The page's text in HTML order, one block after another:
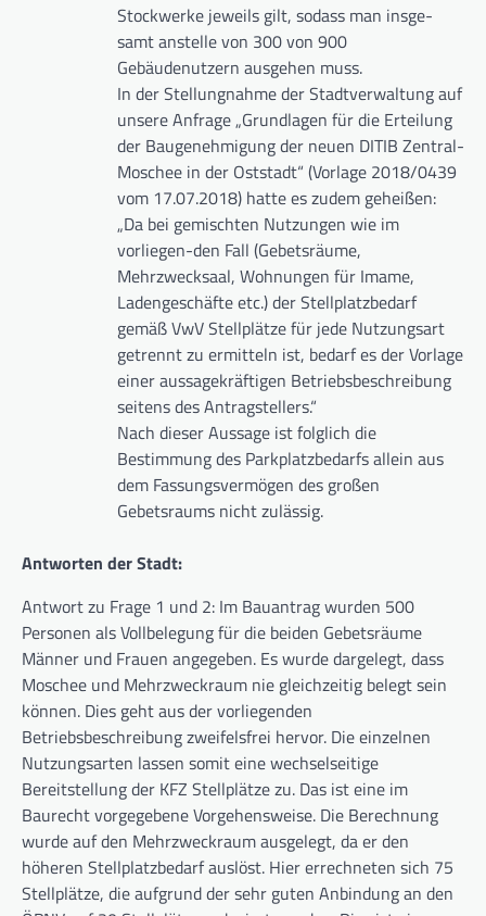
Stockwerke jeweils gilt, sodass man insge-
samt anstelle von 300 von 900
Gebäudenutzern ausgehen muss.
In der Stellungnahme der Stadtverwaltung auf
unsere Anfrage „Grundlagen für die Erteilung
der Baugenehmigung der neuen DITIB Zentral-
Moschee in der Oststadt“ (Vorlage 2018/0439
vom 17.07.2018) hatte es zudem geheißen:
„Da bei gemischten Nutzungen wie im
vorliegen-den Fall (Gebetsräume,
Mehrzwecksaal, Wohnungen für Imame,
Ladengeschäfte etc.) der Stellplatzbedarf
gemäß VwV Stellplätze für jede Nutzungsart
getrennt zu ermitteln ist, bedarf es der Vorlage
einer aussagekräftigen Betriebsbeschreibung
seitens des Antragstellers.“
Nach dieser Aussage ist folglich die
Bestimmung des Parkplatzbedarfs allein aus
dem Fassungsvermögen des großen
Gebetsraums nicht zulässig.
Antworten der Stadt:
Antwort zu Frage 1 und 2: Im Bauantrag wurden 500
Personen als Vollbelegung für die beiden Gebetsräume
Männer und Frauen angegeben. Es wurde dargelegt, dass
Moschee und Mehrzweckraum nie gleichzeitig belegt sein
können. Dies geht aus der vorliegenden
Betriebsbeschreibung zweifelsfrei hervor. Die einzelnen
Nutzungsarten lassen somit eine wechselseitige
Bereitstellung der KFZ Stellplätze zu. Das ist eine im
Baurecht vorgegebene Vorgehensweise. Die Berechnung
wurde auf den Mehrzweckraum ausgelegt, da er den
höheren Stellplatzbedarf auslöst. Hier errechneten sich 75
Stellplätze, die aufgrund der sehr guten Anbindung an den